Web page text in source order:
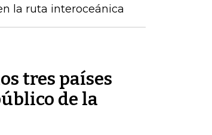
la ruta interoceánica
tres países
de la